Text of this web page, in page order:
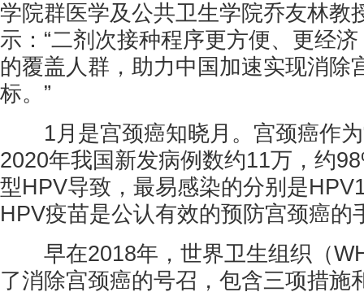
学院群医学及公共卫生学院乔友林教
示：“二剂次接种程序更方便、更经
的覆盖人群，助力中国加速实现消除
标。”
1月是宫颈癌知晓月。宫颈癌作为
2020年我国新发病例数约11万，约
型HPV导致，最易感染的分别是
HPV疫苗是公认有效的预防宫颈癌的
早在2018年，世界卫生组织（
了消除宫颈癌的号召，包含三项措施